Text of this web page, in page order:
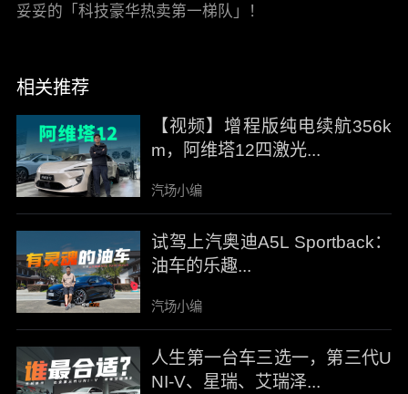
妥妥的「科技豪华热卖第一梯队」！
相关推荐
【视频】增程版纯电续航356k
m，阿维塔12四激光...
汽场小编
试驾上汽奥迪A5L Sportback：
油车的乐趣...
汽场小编
人生第一台车三选一，第三代U
NI-V、星瑞、艾瑞泽...